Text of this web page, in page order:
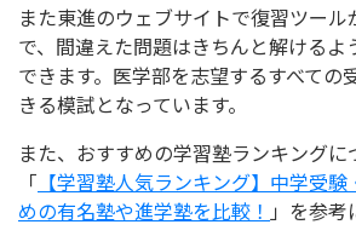
また東進のウェブサイトで復習ツー
で、間違えた問題はきちんと解けるよ
できます。医学部を志望するすべての
きる模試となっています。
また、おすすめの学習塾ランキング
「 【学習塾人気ランキング】中学受
めの有名塾や進学塾を比較！ 」を参考